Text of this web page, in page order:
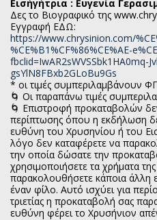
Εισήγήτρια : Ευγενία
Δες το Βιογραφικό της
Εγγραφή ΕΔΩ:
https://www.chrysinion.com/
%CE%B1%CF%86%CE%AE-
fbclid=IwAR2sWVSSbk1HA0mq-
gsYlN8FBxb2GLoBu9Gs
* οι τιμές συμπεριλαμβάνουν
🌀 Οι παραπάνω τιμές
🌀 Επιστροφή προκαταβολών
περίπτωσης όπου η εκδήλωση
ευθύνη του Χρυσηνίου ή του
λόγο δεν καταφέρετε να
την οποία δώσατε την
χρησιμοποιήσετε τα χρήματα
παρακολουθήσετε κάποια άλλη
έναν φίλο. Αυτό ισχύει για
τριετίας η προκαταβολή σας
ευθύνη φέρει το Χρυσήνιον